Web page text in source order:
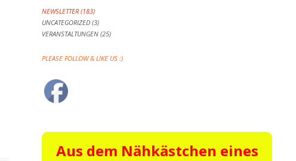
NEWSLETTER(183)
UNCATEGORIZED (3)
VERANSTALTUNGEN (25)
PLEASE FOLLOW & LIKE US :)
Aus dem Nähkästchen eines